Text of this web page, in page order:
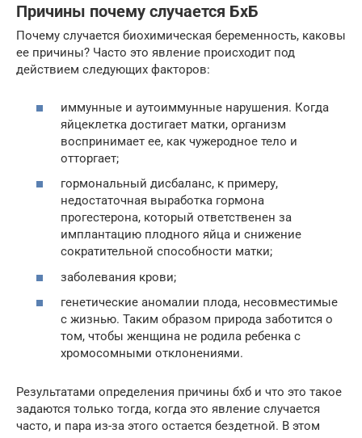
Причины почему случается БхБ
Почему случается биохимическая беременность, каковы
ее причины? Часто это явление происходит под
действием следующих факторов:
иммунные и аутоиммунные нарушения. Когда
яйцеклетка достигает матки, организм
воспринимает ее, как чужеродное тело и
отторгает;
гормональный дисбаланс, к примеру,
недостаточная выработка гормона
прогестерона, который ответственен за
имплантацию плодного яйца и снижение
сократительной способности матки;
заболевания крови;
генетические аномалии плода, несовместимые
с жизнью. Таким образом природа заботится о
том, чтобы женщина не родила ребенка с
хромосомными отклонениями.
Результатами определения причины бхб и что это такое
задаются только тогда, когда это явление случается
часто, и пара из-за этого остается бездетной. В этом